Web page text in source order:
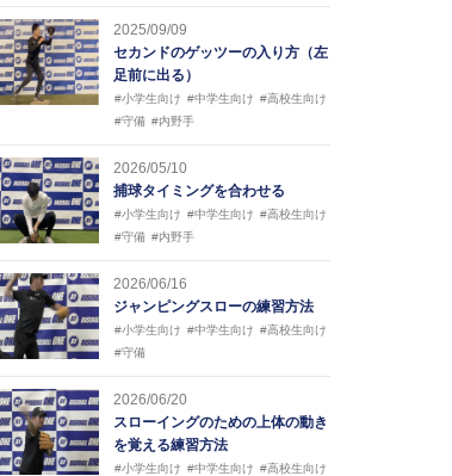
2025/09/09
セカンドのゲッツーの入り方（左
足前に出る）
#小学生向け #中学生向け #高校生向け
#守備 #内野手
2026/05/10
捕球タイミングを合わせる
#小学生向け #中学生向け #高校生向け
#守備 #内野手
2026/06/16
ジャンピングスローの練習方法
#小学生向け #中学生向け #高校生向け
#守備
2026/06/20
スローイングのための上体の動き
を覚える練習方法
#小学生向け #中学生向け #高校生向け